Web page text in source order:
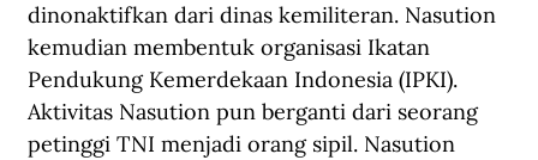
dinonaktifkan dari dinas kemiliteran. Nasution
kemudian membentuk organisasi Ikatan
Pendukung Kemerdekaan Indonesia (IPKI).
Aktivitas Nasution pun berganti dari seorang
petinggi TNI menjadi orang sipil. Nasution